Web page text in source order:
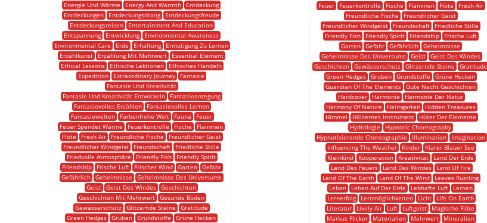
Energie Und Wärme
Energy And Warmth
Entdeckung
Entdeckungen
Entdeckungsdrang
Entdeckungsfreude
Entdeckungsreisen
Entertainment And Education
Entspannung
Entwicklung
Environmental Awareness
Environmental Care
Erde Erhaltung
Ermutigung Zu Lernen
Erzählkunst
Erzählung Mit Mehrwert
Essential Element
Ethical Lessons
Ethische Lektionen
Ethisches Handeln
Expedition
Extraordinary Journey
Fantasie
Fantasie Und Kreativität
Fantasie Und Kreativität Entwickeln
Fantasieanregung
Fantasievolles Erzählen
Fantasievolles Lernen
Fantasiewelten
Farbenfrohe Welt Fauna
Feuer
Feuer Spendet Wärme
Feuerkontrolle Fische
Flammen
Flöte
Fresh Air Freundliche Fische
Freundlicher Geist
Freundlicher Windgeist
Freundschaft
Friedliche Stille
Friedvolle Atmosphäre
Friendly Fish
Friendly Spirit
Friendship
Frische Luft Frischer Wind Garten
Gefahr
Gefährlich
Geheimnisse
Geheimnisse Des Universums
Geist Geist Des Windes Geschichten
Geschichten Mit Mehrwert
Gesunde Böden
Gewässerschutz
Glitzernde Steine
Gratitude
Green Hedges Gruben Grundstoffe
Grüne Hecken
Feuer
Feuerkontrolle Fische Flammen Flöte
Fresh Air
Freundliche Fische
Freundlicher Geist
Freundlicher Windgeist
Freundschaft
Friedliche Stille
Friendly Fish
Friendly Spirit Friendship
Frische Luft
Garten Gefahr Gefährlich Geheimnisse
Geheimnisse Des Universums
Geist
Geist Des Windes
Geschichten Gewässerschutz Glitzernde Steine
Gratitude
Green Hedges Gruben Grundstoffe
Grüne Hecken
Guardian Of The Elements Gute Nacht Geschichten
Hardcover
Harmonie
Harmonie Der Natur
Harmony Of Nature
Heimgarten
Hidden Treasures
Himmel
Hölzernes Instrument
Hüter Der Elemente
Hydrologie
Hypnotic Choreography
Hypnotisierende Choreographie
Illumination
Imagination
Influencing The Weather
Kinder
Klarer Blauer See
Kleinkind
Kooperation Kreativität
Land Der Erde
Land Des Feuers
Land Des Windes
Land Of Fire
Land Of The Earth
Land Of The Wind
Leaves Rustling
Leben
Leben Auf Der Erde Lebhafte Luft
Lernen
Lernerfolg
Lernmöglichkeiten Licht
Life On Earth
Literatur
Lively Air Luft Luftgeist
Magische Flöte
Markus Flicker
Materialien Mehrwert
Mineralien